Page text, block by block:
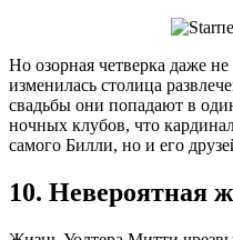
Но озорная четверка даже
изменилась столица
свадьбы они попадают в
ночных клубов, что
самого Билли, но и его
10. Невероятная